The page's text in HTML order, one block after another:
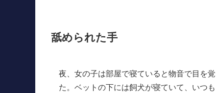
舐められた手
夜、女の子は部屋で寝ていると物音で目を
た。ベットの下には飼犬が寝ていて、いつ